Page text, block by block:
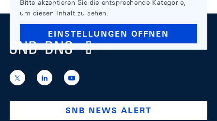
Bitte akzeptieren Sie die entsprechende Kategorie,
um diesen Inhalt zu sehen.
EINSTELLUNGEN ÖFFNEN
Footer
Logo
https://x.com/snb_bns
https://ch.linkedin.com/company/swiss-
national-
https://www.youtube.com/
SNB NEWS ALERT